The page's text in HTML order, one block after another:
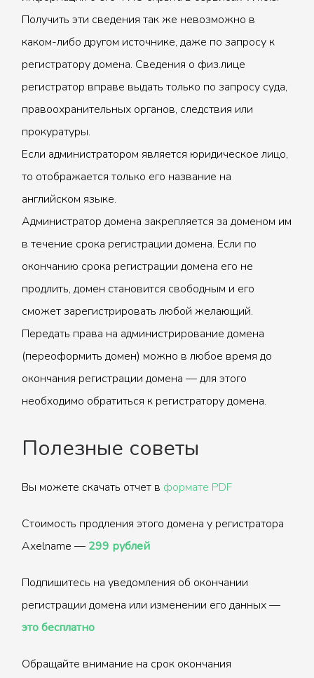
Получить эти сведения так же невозможно в
каком-либо другом источнике, даже по запросу к
регистратору домена. Сведения о физ.лице
регистратор вправе выдать только по запросу суда,
правоохранительных органов, следствия или
прокуратуры.
Если администратором является юридическое лицо,
то отображается только его название на
английском языке.
Администратор домена закрепляется за доменом им
в течение срока регистрации домена. Если по
окончанию срока регистрации домена его не
продлить, домен становится свободным и его
сможет зарегистрировать любой желающий.
Передать права на администрирование домена
(переоформить домен) можно в любое время до
окончания регистрации домена — для этого
необходимо обратиться к регистратору домена.
Полезные советы
Вы можете скачать отчет в формате PDF
Стоимость продления этого домена у регистратора
Axelname — 299 рублей
Подпишитесь на уведомления об окончании
регистрации домена или изменении его данных —
это бесплатно
Обращайте внимание на срок окончания